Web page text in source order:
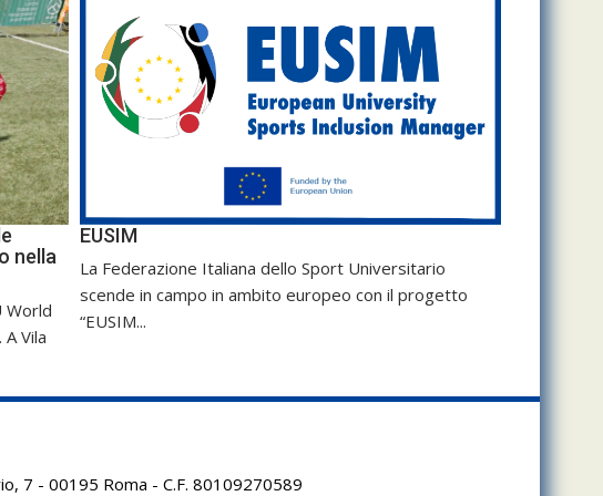
nella
World
Vila
EUSIM
La Federazione Italiana dello Sport Universitario
scende in campo in ambito europeo con il progetto
“EUSIM...
7 - 00195 Roma - C.F. 80109270589